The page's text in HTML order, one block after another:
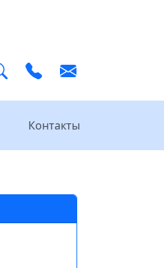
Контакты